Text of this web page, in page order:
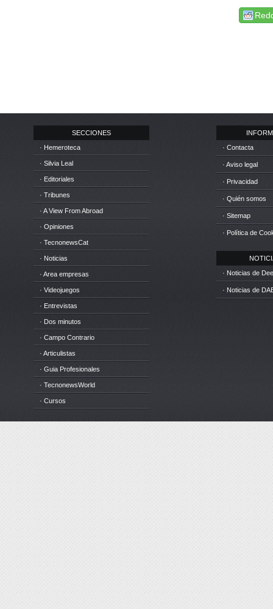
SECCIONES
· Hemeroteca
· Silvia Leal
· Editoriales
· Tribunes
· A View From Abroad
· Opiniones
· TecnonewsCat
· Noticias
· Area empresas
· Videojuegos
· Entrevistas
· Dos minutos
· Campo Contrario
· Articulistas
· Guia Profesionales
· TecnonewsWorld
· Cursos
· Contacta
· Aviso legal
· Privacidad
· Quién somos
· Sitemap
· Política de
· Noticias de
· Noticias de